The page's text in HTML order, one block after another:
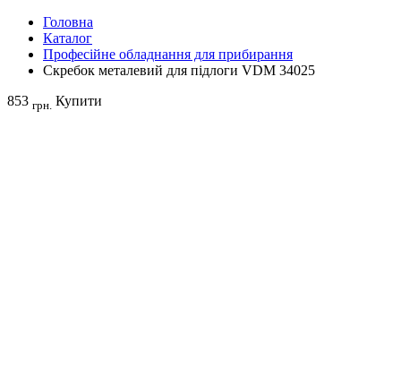
Головна
Каталог
Професійне обладнання для прибирання
Скребок металевий для підлоги VDM 34025
853 грн. Купити